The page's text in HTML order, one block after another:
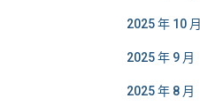
2025 年 10 月
2025 年 9 月
2025 年 8 月